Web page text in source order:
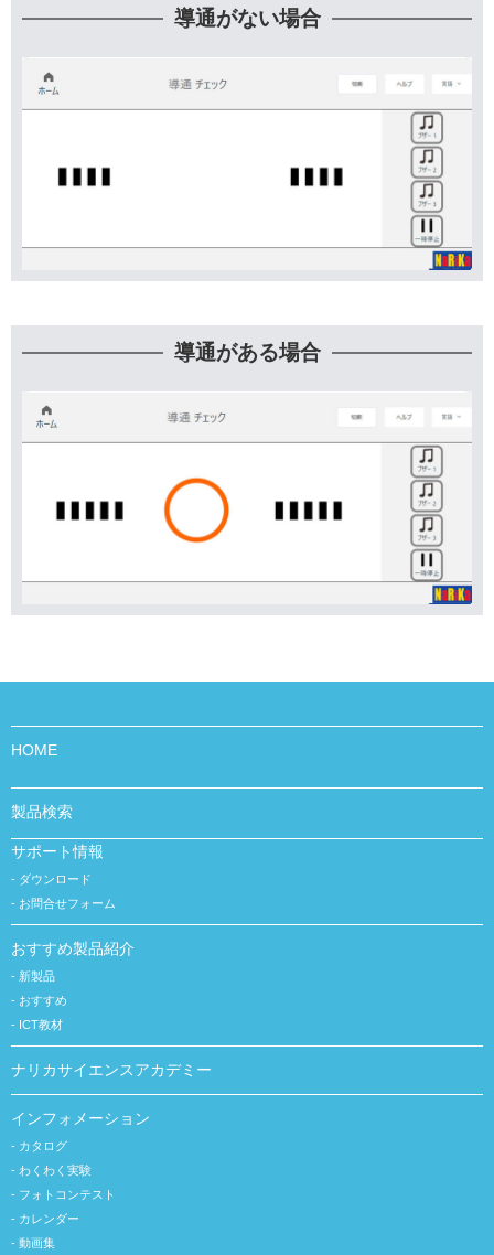
導通がない場合
導通がある場合
HOME
製品検索
サポート情報
ダウンロード
お問合せフォーム
おすすめ製品紹介
新製品
おすすめ
ICT教材
ナリカサイエンスアカデミー
インフォメーション
カタログ
わくわく実験
フォトコンテスト
カレンダー
動画集